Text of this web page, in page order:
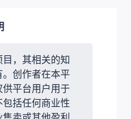
，其相关的知
创作者在本平
供平台用户用于
括任何商业性